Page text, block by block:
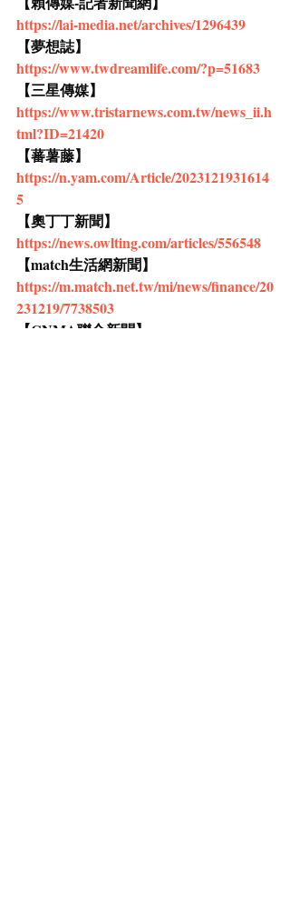
https://lai-media.net/archives/1296439
【夢想誌】
https://www.twdreamlife.com/?p=51683
【三星傳媒】
https://www.tristarnews.com.tw/news_ii.h
tml?ID=21420
【蕃薯藤】
https://n.yam.com/Article/2023121931614
5
【奧丁丁新聞】
https://news.owlting.com/articles/556548
【match生活網新聞】
https://m.match.net.tw/mi/news/finance/20
231219/7738503
【CNMA聯合新聞】